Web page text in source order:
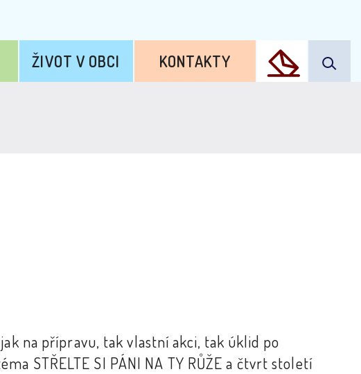
ŽIVOT V OBCI KONTAKTY
na přípravu, tak vlastní akci, tak úklid po
STŘELTE SI PÁNI NA TY RŮŽE a čtvrt století